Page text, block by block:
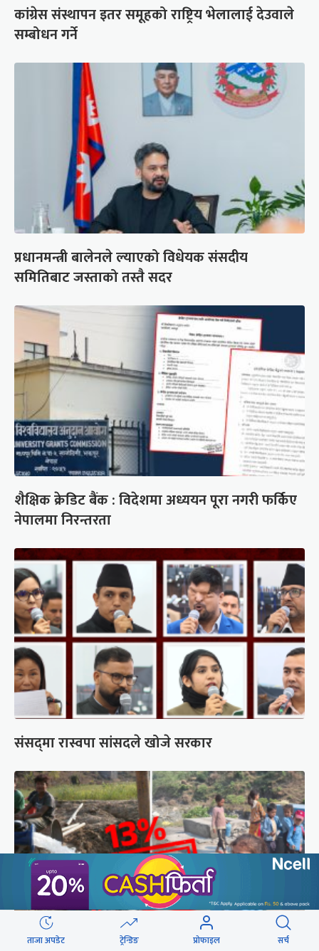
कांग्रेस संस्थापन इतर समूहको राष्ट्रिय भेलालाई देउवाले
सम्बोधन गर्ने
प्रधानमन्त्री बालेनले ल्याएको विधेयक संसदीय
समितिबाट जस्ताको तस्तै सदर
शैक्षिक क्रेडिट बैंक : विदेशमा अध्ययन पूरा नगरी फर्किए
नेपालमा निरन्तरता
संसद्‍मा रास्वपा सांसदले खोजे सरकार
ताजा अपडेट ट्रेन्डिङ प्रोफाइल सर्च